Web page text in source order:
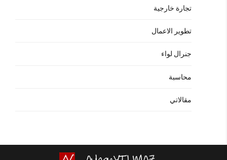
تجارة خارجية
تطوير الاعمال
جنرال لواء
محاسبة
مقالاتي